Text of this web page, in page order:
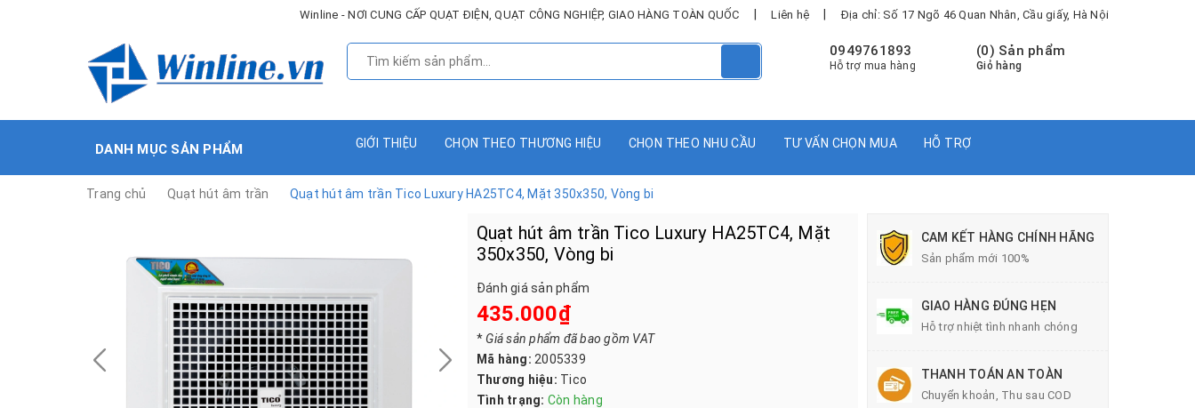
Winline - NƠI CUNG CẤP QUẠT ĐIỆN, QUẠT CÔNG NGHIỆP, GIAO HÀNG TOÀN QUỐC Liên hệ Địa chỉ: Số 17 Ngõ 46 Quan Nhân, Cầu giấy, Hà Nội
(0) Sản phẩm
Giỏ hàng
0949761893
Hỗ trợ mua hàng
DANH MỤC SẢN PHẨM GIỚI THIỆU CHỌN THEO THƯƠNG HIỆU CHỌN THEO NHU CẦU TƯ VẤN CHỌN MUA HỖ TRỢ
Trang chủ Quạt hút âm trần Quạt hút âm trần Tico Luxury HA25TC4, Mặt 350x350, Vòng bi
Quạt hút âm trần Tico Luxury HA25TC4, Mặt
350x350, Vòng bi
Đánh giá sản phẩm
435.000₫
*Giá sản phẩm đã bao gồm VAT
Mã hàng: 2005339
Thương hiệu: Tico
Tình trạng: Còn hàng
CAM KẾT HÀNG CHÍNH HÃNG
Sản phẩm mới 100%
GIAO HÀNG ĐÚNG HẸN
Hỗ trợ nhiệt tình nhanh chóng
THANH TOÁN AN TOÀN
Chuyển khoản, Thu sau COD